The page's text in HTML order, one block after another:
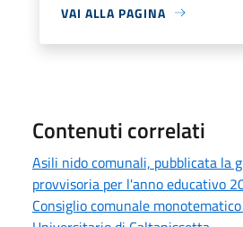
VAI ALLA PAGINA
Contenuti correlati
Asili nido comunali, pubblicata la
provvisoria per l'anno educativo
Consiglio comunale